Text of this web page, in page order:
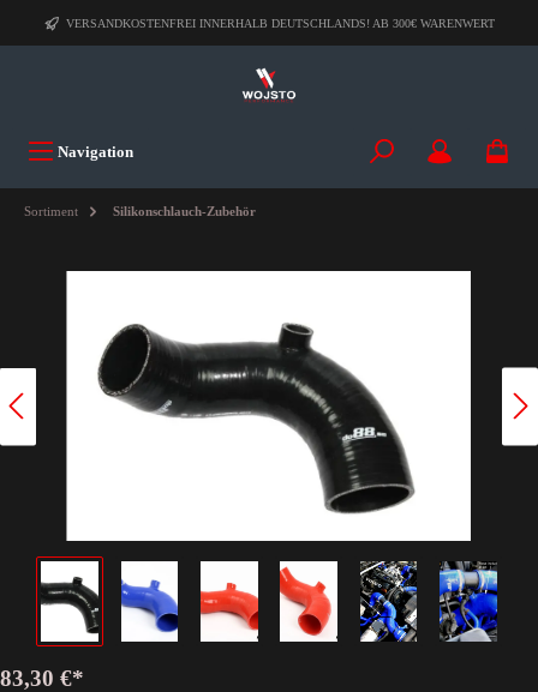
VERSANDKOSTENFREI INNERHALB DEUTSCHLANDS! AB 300€ WARENWERT
Navigation
Sortiment Silikonschlauch-Zubehör
83,30 €*